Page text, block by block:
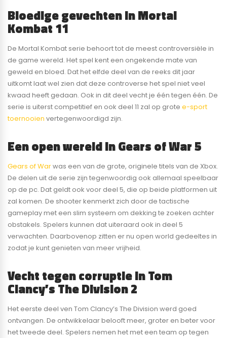
Bloedige gevechten in Mortal
Kombat 11
De Mortal Kombat serie behoort tot de meest controversiële in
de game wereld. Het spel kent een ongekende mate van
geweld en bloed. Dat het elfde deel van de reeks dit jaar
uitkomt laat wel zien dat deze controverse het spel niet veel
kwaad heeft gedaan. Ook in dit deel vecht je één tegen één. De
serie is uiterst competitief en ook deel 11 zal op grote e-sport
toernooien vertegenwoordigd zijn.
Een open wereld in Gears of War 5
Gears of Warwas een van de grote, originele titels van de Xbox.
De delen uit de serie zijn tegenwoordig ook allemaal speelbaar
op de pc. Dat geldt ook voor deel 5, die op beide platformen uit
zal komen. De shooter kenmerkt zich door de tactische
gameplay met een slim systeem om dekking te zoeken achter
obstakels. Spelers kunnen dat uiteraard ook in deel 5
verwachten. Daarbovenop zitten er nu open world gedeeltes in
zodat je kunt genieten van meer vrijheid.
Vecht tegen corruptie in Tom
Clancy’s The Division 2
Het eerste deel ven Tom Clancy’s The Division werd goed
ontvangen. De ontwikkelaar belooft meer, groter en beter voor
het tweede deel. Spelers nemen het met een team op tegen